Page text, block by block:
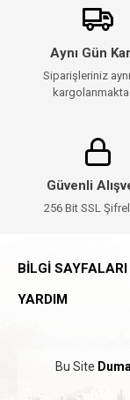
Aynı Gün
Siparişleriniz
Güvenli
256 Bit SSL
BILGI SAYFALARI
YARDIM
Bu Site